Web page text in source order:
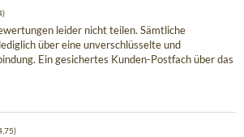
leider nicht teilen. Sämtliche
über eine unverschlüsselte und
Ein gesichertes Kunden-Postfach über das